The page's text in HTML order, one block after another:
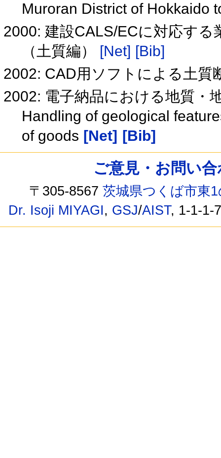
Muroran District of Hokkaido
2000: 建設CALS/ECに対応す
（土質編）
[Net] [Bib]
2002: CAD用ソフトによる土質
2002: 電子納品における地質・
Handling of geological
of goods [Net] [Bib]
ご意見・お問い
〒305-8567茨城県つくば市東
Dr. Isoji MIYAGI, GSJ/AIST, 1-1-1-